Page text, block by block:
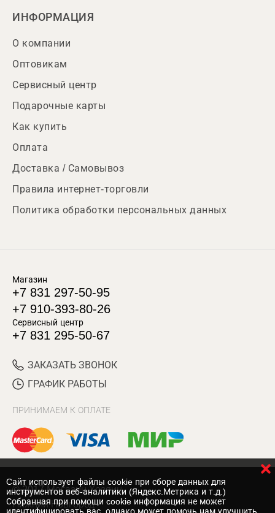
ИНФОРМАЦИЯ
О компании
Оптовикам
Сервисный центр
Подарочные карты
Как купить
Оплата
Доставка / Самовывоз
Правила интернет-торговли
Политика обработки персональных данных
Магазин
+7 831 297-50-95
+7 910-393-80-26
Сервисный центр
+7 831 295-50-67
ЗАКАЗАТЬ ЗВОНОК
ГРАФИК РАБОТЫ
ПРИНИМАЕМ К ОПЛАТЕ
© 2017 Магазин Хозяин
Нижний Новгород
Cайт использует файлы cookie при сборе данных для
инструментов веб-аналитики (Яндекс.Метрика и т.д.)
Собранная при помощи cookie информация не может